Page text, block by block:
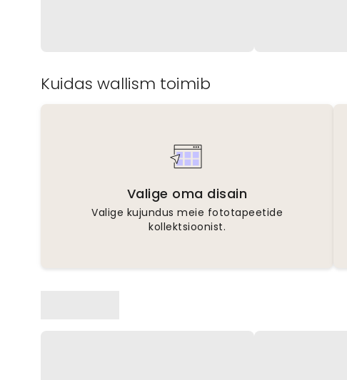
Kuidas wallism toimib
Valige oma disain
Valige kujundus meie fototapeetide
kollektsioonist.